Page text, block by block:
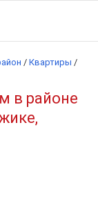
/ Квартиры /
в районе